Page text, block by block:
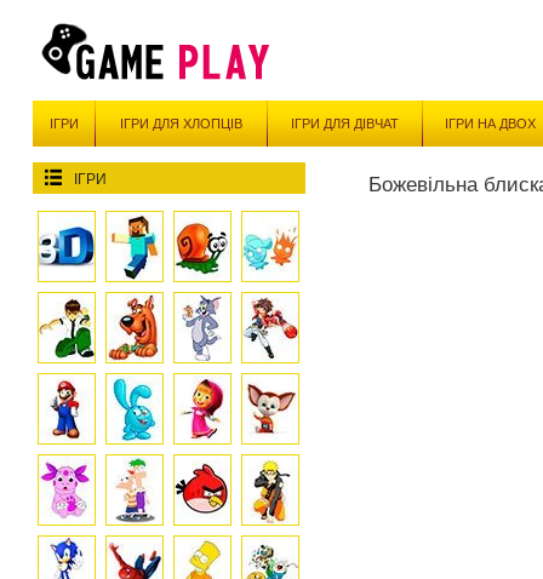
ІГРИ ІГРИ ДЛЯ ХЛОПЦІВ ІГРИ ДЛЯ ДІВЧАТ ІГРИ НА ДВОХ
ІГРИ Божевільна